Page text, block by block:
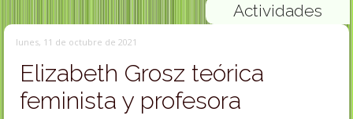
Actividades
lunes, 11 de octubre de 2021
Elizabeth Grosz teórica
feminista y profesora